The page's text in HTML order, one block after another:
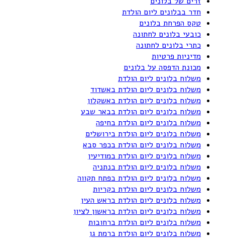
חדר בבלונים ליום הולדת
טקס הפרחת בלונים
כובעי בלונים לחתונה
כתרי בלונים לחתונה
מדיניות פרטיות
מכונת הדפסה על בלונים
משלוח בלונים ליום הולדת
משלוח בלונים ליום הולדת באשדוד
משלוח בלונים ליום הולדת באשקלון
משלוח בלונים ליום הולדת בבאר שבע
משלוח בלונים ליום הולדת בחיפה
משלוח בלונים ליום הולדת בירושלים
משלוח בלונים ליום הולדת בכפר סבא
משלוח בלונים ליום הולדת במודיעין
משלוח בלונים ליום הולדת בנתניה
משלוח בלונים ליום הולדת בפתח תקווה
משלוח בלונים ליום הולדת בקריות
משלוח בלונים ליום הולדת בראש העין
משלוח בלונים ליום הולדת בראשון לציון
משלוח בלונים ליום הולדת ברחובות
משלוח בלונים ליום הולדת ברמת גן